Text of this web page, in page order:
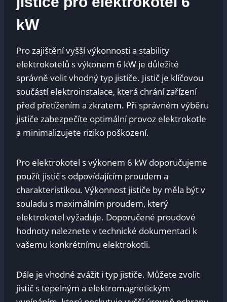
kW
Pro zajištění vyšší​ výkonnosti a stability
elektrokotelů ‌s výkonem 6 kW je důležité
správně volit⁣ vhodný typ jističe. Jistič je klíčovou
součástí elektroinstalace, která chrání zařízení
před přetížením a‌ zkratem. Při správném výběru
jističe zabezpečíte optimální provoz elektrokotle
‍a ⁢minimalizujete‍ riziko‍ poškození.
Pro ‌elektrokotel s výkonem 6 ⁤kW ⁣doporučujeme
použít jistič s odpovídajícím proudem a
charakteristikou. Výkonnost jističe by měla být v
souladu s maximálním proudem, který
elektrokotel vyžaduje.​ Doporučené proudové
hodnoty ‌naleznete ⁢v technické dokumentaci k ​
vašemu konkrétnímu elektrokotli.
Dále je vhodné zvážit ​i typ jističe. Můžete zvolit
jistič s tepelným ⁤a ‌elektromagnetickým